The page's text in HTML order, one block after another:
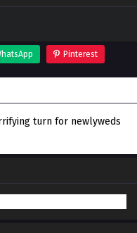
Pinterest
turn for newlyweds